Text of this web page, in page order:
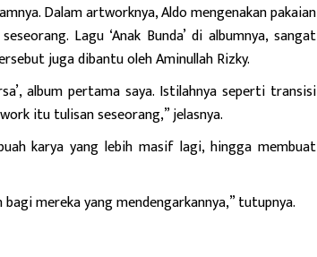
Dalam artworknya, Aldo mengenakan pakaian
Lagu ‘Anak Bunda’ di albumnya, sangat
juga dibantu oleh Aminullah Rizky.
album pertama saya. Istilahnya seperti transisi
itu tulisan seseorang,” jelasnya.
karya yang lebih masif lagi, hingga membuat
mereka yang mendengarkannya,” tutupnya.